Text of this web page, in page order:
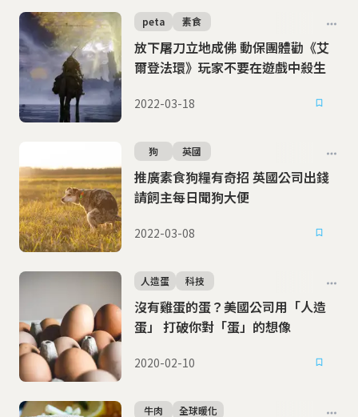
放下屠刀立地成佛 動保團體勸《艾
爾登法環》玩家不要在遊戲中殺生
peta 素食
2022-03-18
推廣素食狗糧有奇招 英國公司出錢
請飼主每日聞狗大便
狗 英國
2022-03-08
沒有雞蛋的蛋？美國公司用「人造
蛋」 打破你對「蛋」的想像
人造蛋 科技
2020-02-10
牛肉 全球暖化